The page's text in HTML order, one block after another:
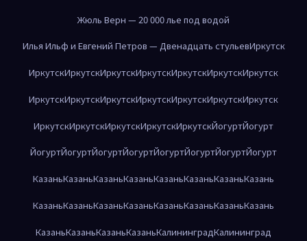
Жюль Верн — 20 000 лье под водой
Илья Ильф и Евгений Петров — Двенадцать стульевИркутск
ИркутскИркутскИркутскИркутскИркутскИркутскИркутск
ИркутскИркутскИркутскИркутскИркутскИркутскИркутск
ИркутскИркутскИркутскИркутскИркутскЙогуртЙогурт
ЙогуртЙогуртЙогуртЙогуртЙогуртЙогуртЙогуртЙогурт
КазаньКазаньКазаньКазаньКазаньКазаньКазаньКазань
КазаньКазаньКазаньКазаньКазаньКазаньКазаньКазань
КазаньКазаньКазаньКазаньКалининградКалининград